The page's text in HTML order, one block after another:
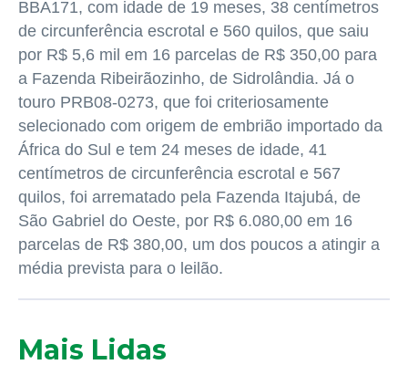
BBA171, com idade de 19 meses, 38 centímetros
de circunferência escrotal e 560 quilos, que saiu
por R$ 5,6 mil em 16 parcelas de R$ 350,00 para
a Fazenda Ribeirãozinho, de Sidrolândia. Já o
touro PRB08-0273, que foi criteriosamente
selecionado com origem de embrião importado da
África do Sul e tem 24 meses de idade, 41
centímetros de circunferência escrotal e 567
quilos, foi arrematado pela Fazenda Itajubá, de
São Gabriel do Oeste, por R$ 6.080,00 em 16
parcelas de R$ 380,00, um dos poucos a atingir a
média prevista para o leilão.
Mais Lidas